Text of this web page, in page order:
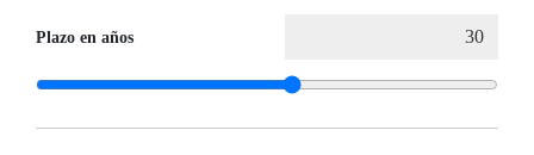
Plazo en años